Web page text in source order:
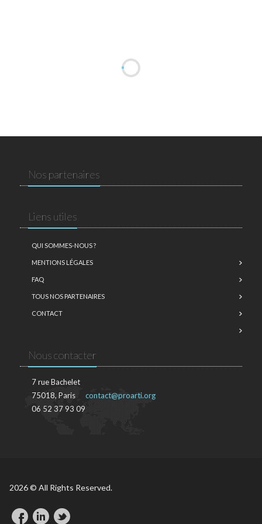
Nos partenaires
Liens utiles
QUI SOMMES-NOUS ?
MENTIONS LÉGALES
FAQ
TOUS NOS PARTENAIRES
CONTACT
Nous contacter
7 rue Bachelet
75018, Paris
06 52 37 93 09
contact@proarti.org
2026 © All Rights Reserved.